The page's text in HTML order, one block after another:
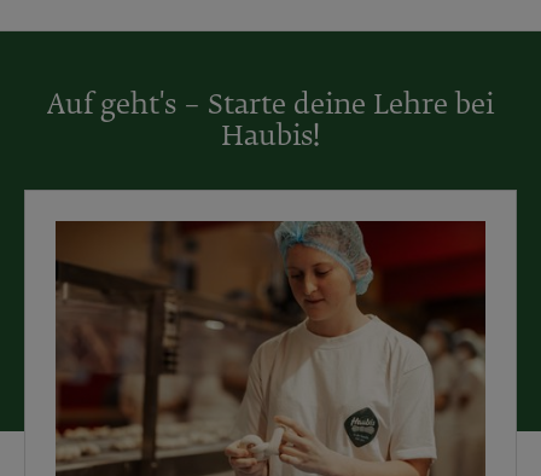
Auf geht's – Starte deine Lehre bei
Haubis!